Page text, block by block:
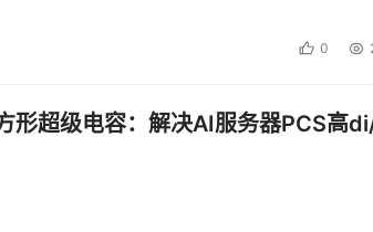
，使得“不确定性”成为电力调度工作中的主
的脆弱。
气象大模型，首次将AI大模型与水文机理深度
术路径显示，通过时空图神经网络重新建模产
系。实测数据表明，短期径流预测精度较传统
0
形超级电容：解决AI服务器PCS高